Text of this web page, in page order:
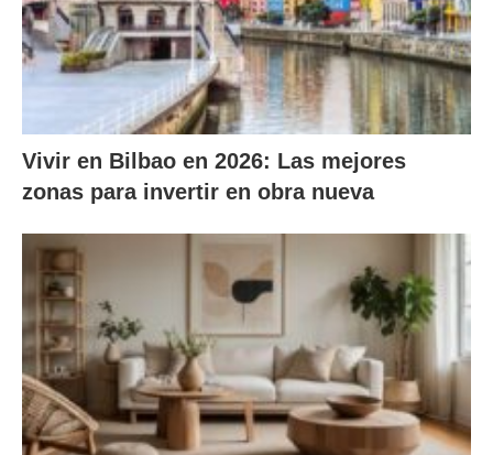
Vivir en Bilbao en 2026: Las mejores
zonas para invertir en obra nueva